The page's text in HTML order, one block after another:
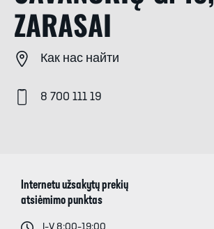
ZARASAI
Как нас найти
8 700 111 19
Internetu užsakytų prekių
atsiėmimo punktas